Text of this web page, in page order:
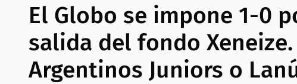
El Globo se impone 1-0
salida del fondo
Argentinos Juniors o